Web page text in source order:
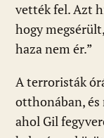
vették fel. Azt
hogy
haza nem ér.”
A terroristák
otthonában,
ahol Gil